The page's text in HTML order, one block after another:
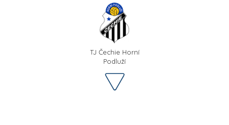
TJ Čechie Horní
Podluží